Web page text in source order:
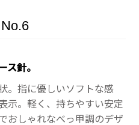
ス針。
。指に優しいソフトな感
示。軽く、持ちやすい安定
おしゃれなべっ甲調のデザ